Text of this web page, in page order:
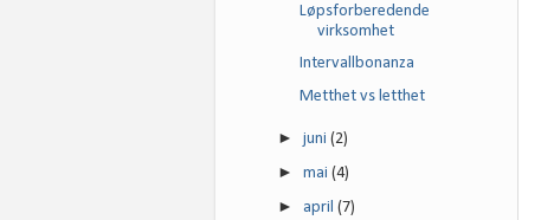
Løpsforberedende
virksomhet
Intervallbonanza
Metthet vs letthet
►juni(2)
►mai(4)
►april(7)